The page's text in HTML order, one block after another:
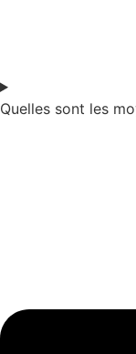
Quelles sont les